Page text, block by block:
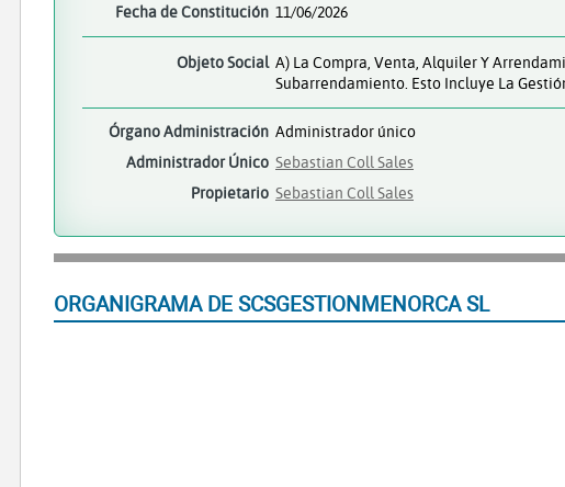
Fecha de Constitución 11/06/2026
Objeto Social A) La Compra, Venta, Alquiler Y
Subarrendamiento. Esto Incluye La
Órgano Administración Administrador único
Administrador Único Sebastian Coll Sales
Propietario Sebastian Coll Sales
ORGANIGRAMA DE SCSGESTIONMENORCA SL